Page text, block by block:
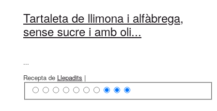
Tartaleta de llimona i alfàbrega,
sense sucre i amb oli...
...
Recepta de Llepadits |